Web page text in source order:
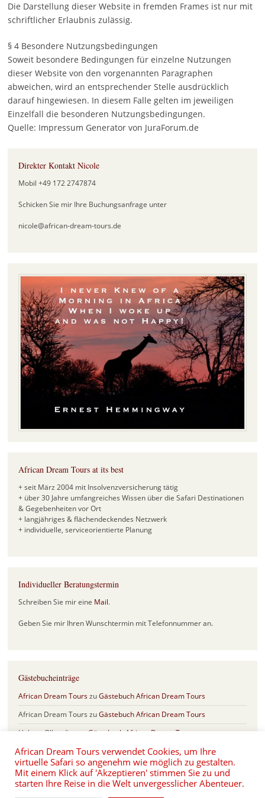
Die Darstellung dieser Website in fremden Frames ist nur mit
schriftlicher Erlaubnis zulässig.
§ 4 Besondere Nutzungsbedingungen
Soweit besondere Bedingungen für einzelne Nutzungen
dieser Website von den vorgenannten Paragraphen
abweichen, wird an entsprechender Stelle ausdrücklich
darauf hingewiesen. In diesem Falle gelten im jeweiligen
Einzelfall die besonderen Nutzungsbedingungen.
Quelle: Impressum Generator von JuraForum.de
Direkter Kontakt Nicole
Mobil +49 172 2747874
Schicken Sie mir Ihre Buchungsanfrage unter
nicole@african-dream-tours.de
African Dream Tours at its best
+ seit März 2004 mit Insolvenzversicherung tätig
+ über 30 Jahre umfangreiches Wissen über die Safari Destinationen
& Gegebenheiten vor Ort
+ langjähriges & flächendeckendes Netzwerk
+ individuelle, serviceorientierte Planung
Individueller Beratungstermin
Schreiben Sie mir eine Mail.
Geben Sie mir Ihren Wunschtermin mit Telefonnummer an.
Gästebucheinträge
African Dream TourszuGästebuch African Dream Tours
African Dream Tours zuGästebuch African Dream Tours
Helmut OlberdingzuGästebuch African Dream Tours
Sabine & FrankzuGästebuch African Dream Tours
Eva und Hartmut SchönfeldzuSafari Jubiläum mit 17 Jahren African
Dream Tours
African Dream Tours verwendet Cookies, um Ihre
virtuelle Safari so angenehm wie möglich zu gestalten.
Mit einem Klick auf 'Akzeptieren' stimmen Sie zu und
starten Ihre Reise in die Welt unvergesslicher Abenteuer.